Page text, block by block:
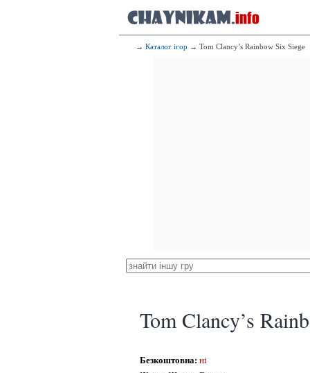
→ Каталог ігор → Tom Clancy’s Rainbow Six Siege
Tom Clancy’s
Безкоштовна: ні